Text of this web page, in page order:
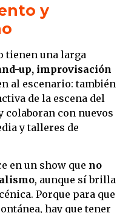
y
tienen una larga
up, improvisación
al escenario: también
de la escena del
colaboran con nuevos
y talleres de
en un show que no
, aunque sí brilla
Porque para que
hay que tener